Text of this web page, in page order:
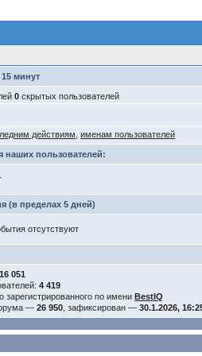
15 минут
0 скрытых пользователей
действиям ,именам пользователей
наших пользователей:
(в пределах 5 дней)
отсутствуют
051
4 419
зарегистрированного по имениBestIQ
—26 950 , зафиксирован —30.1.2026,